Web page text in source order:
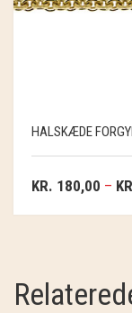
HALSKÆDE
KR. 180,00 –